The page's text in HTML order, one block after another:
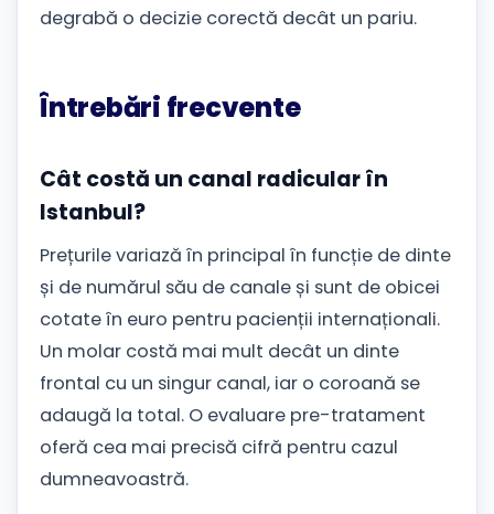
degrabă o decizie corectă decât un pariu.
Întrebări frecvente
Cât costă un canal radicular în
Istanbul?
Prețurile variază în principal în funcție de dinte
și de numărul său de canale și sunt de obicei
cotate în euro pentru pacienții internaționali.
Un molar costă mai mult decât un dinte
frontal cu un singur canal, iar o coroană se
adaugă la total. O evaluare pre-tratament
oferă cea mai precisă cifră pentru cazul
dumneavoastră.